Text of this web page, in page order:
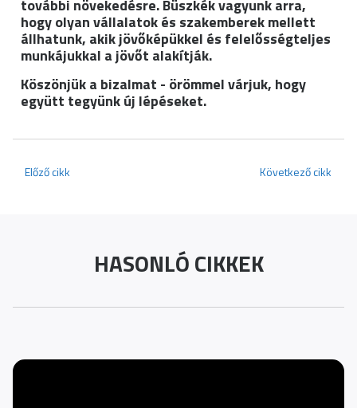
további növekedésre. Büszkék vagyunk arra,
hogy olyan vállalatok és szakemberek mellett
állhatunk, akik jövőképükkel és felelősségteljes
munkájukkal a jövőt alakítják.
Köszönjük a bizalmat - örömmel várjuk, hogy
együtt tegyünk új lépéseket.
Előző cikk Következő cikk
HASONLÓ CIKKEK